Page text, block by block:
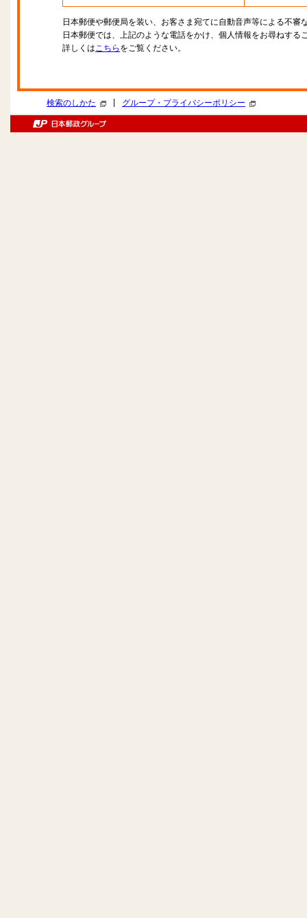
日本郵便や郵便局を装い、お客さま宛てに自動音声等による不審
日本郵便では、上記のような電話をかけ、個人情報をお尋ねする
詳しくはこちら をご覧ください。
検索のしかた グループ・プライバシーポリシー